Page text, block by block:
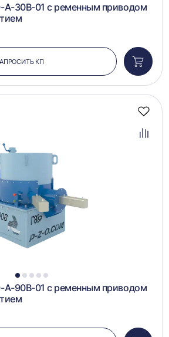
A-30B-01 с ременным приводом
КП
в
1 2 3 4 5
A-90B-01 с ременным приводом